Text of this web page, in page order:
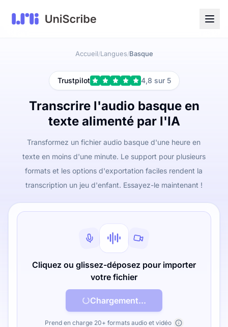
Accueil/Langues/Basque
Trustpilot 4,8 sur 5
Transcrire l'audio basque en
texte alimenté par l'IA
Transformez un fichier audio basque d'une heure en
texte en moins d'une minute. Le support pour plusieurs
formats et les options d'exportation faciles rendent la
transcription un jeu d'enfant. Essayez-le maintenant !
Cliquez ou glissez-déposez pour importer
votre fichier
Chargement...
Prend en charge 20+ formats audio et vidéo